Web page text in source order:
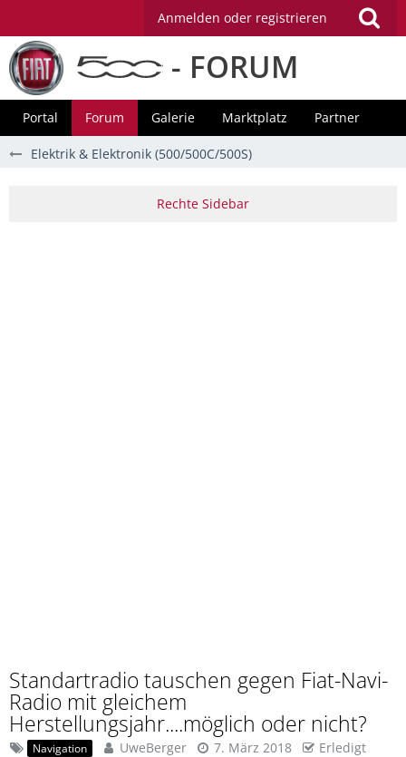
Anmelden oder registrieren
- FORUM
Portal Forum Galerie Marktplatz Partner
Elektrik & Elektronik (500/500C/500S)
Standartradio tauschen gegen Fiat-Navi-
Radio mit gleichem
Herstellungsjahr....möglich oder nicht?
Navigation UweBerger 7. März 2018 Erledigt